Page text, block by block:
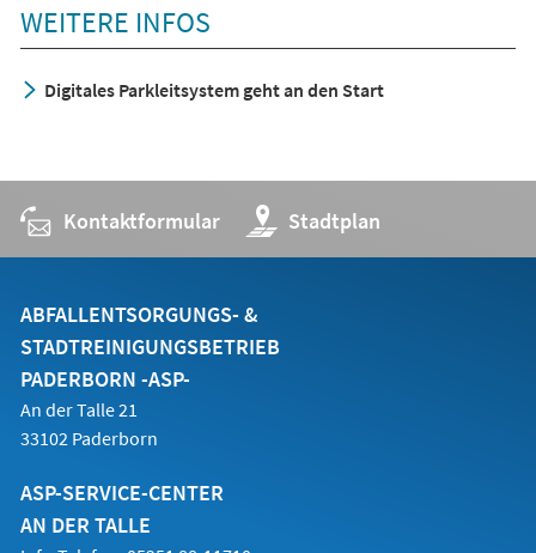
neuen
Tab)
WEITERE INFOS
Digitales Parkleitsystem geht an den Start
Kontaktformular Stadtplan
(Öffnet
in
einem
Tab)
ABFALLENTSORGUNGS- &
STADTREINIGUNGSBETRIEB
PADERBORN -ASP-
An der Talle 21
33102 Paderborn
ASP-SERVICE-CENTER
AN DER TALLE